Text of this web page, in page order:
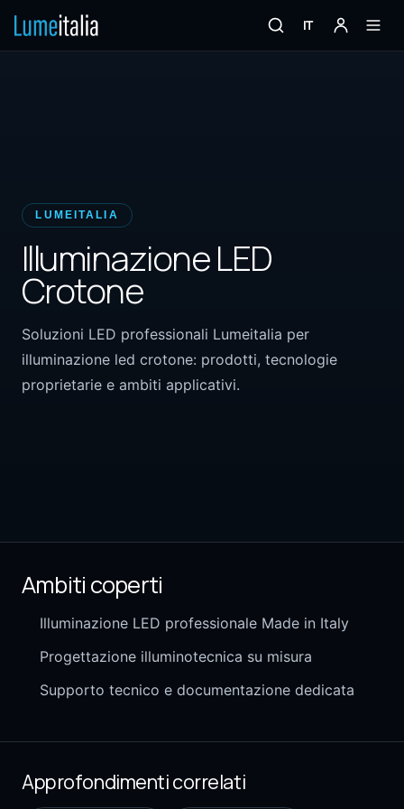
IT
LUMEITALIA
Illuminazione LED
Crotone
Soluzioni LED professionali Lumeitalia per
illuminazione led crotone: prodotti, tecnologie
proprietarie e ambiti applicativi.
Ambiti coperti
Illuminazione LED professionale Made in Italy
Progettazione illuminotecnica su misura
Supporto tecnico e documentazione dedicata
Approfondimenti correlati